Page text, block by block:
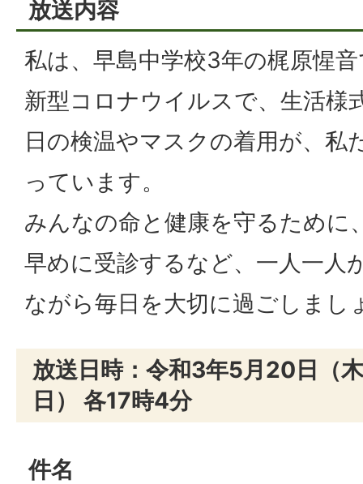
放送内容
私は、早島中学校3年の梶原惺
新型コロナウイルスで、生活様
日の検温やマスクの着用が、私
っています。
みんなの命と健康を守るために
早めに受診するなど、一人一人
ながら毎日を大切に過ごしまし
放送日時：令和3年5月20日（
日） 各17時4分
件名